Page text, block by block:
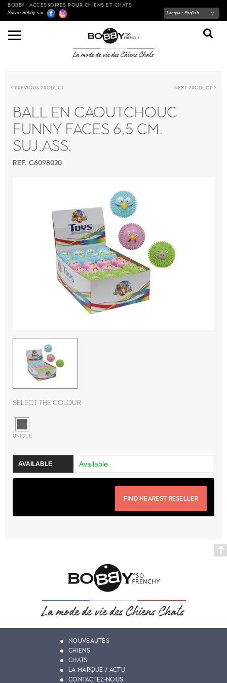
BOBBY - ACCESSOIRES POUR CHIENS ET CHATS
Suivre Bobby sur Langue : English
Previous product Next product
BALL EN CAOUTCHOUC
FUNNY FACES 6,5 CM.
SUJ.ASS.
REF. C6098020
Select the colour
UNIQUE
Available
FIND NEAREST RESELLER
NOUVEAUTÉS
CHIENS
CHATS
LA MARQUE / ACTU
CONTACTEZ-NOUS